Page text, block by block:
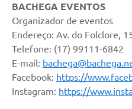
BACHEGA EVENTOS
Organizador de eventos
Endereço: Av. do Folclore,
Telefone: (17) 99111-6842
E-mail:
Facebook: https://
Instagram: https://